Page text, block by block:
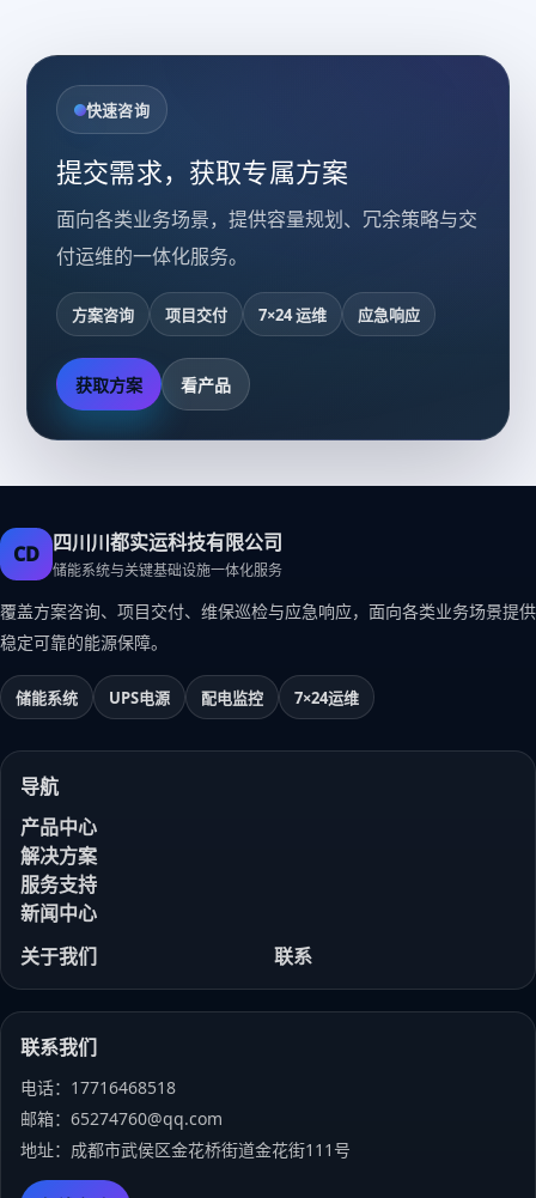
快速咨询
提交需求，获取专属方案
面向各类业务场景，提供容量规划、冗余策略与交
付运维的一体化服务。
方案咨询 项目交付 7×24 运维 应急响应
获取方案 看产品
CD 四川川都实运科技有限公司
储能系统与关键基础设施一体化服务
覆盖方案咨询、项目交付、维保巡检与应急响应，面向各类业务场景提供
稳定可靠的能源保障。
储能系统 UPS电源 配电监控 7×24运维
导航
产品中心
解决方案
服务支持
新闻中心
关于我们
联系
联系我们
电话：17716468518
邮箱：65274760@qq.com
地址：成都市武侯区金花桥街道金花街111号